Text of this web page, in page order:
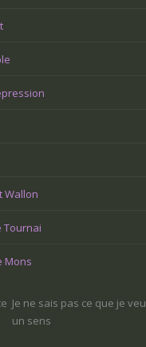
Wallon
Tournai
Mons
je veux faire dans la vie